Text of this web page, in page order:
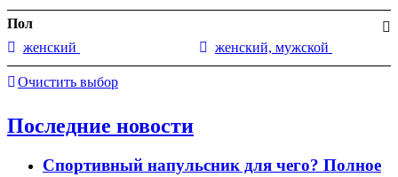
Пол
женский
женский, мужской
Очистить выбор
Последние новости
Спортивный напульсник для чего? Полное